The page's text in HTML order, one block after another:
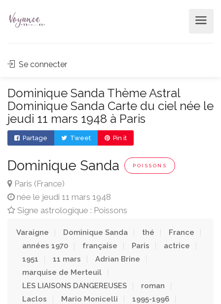
Se connecter
Dominique Sanda Thème Astral
Dominique Sanda Carte du ciel née le
jeudi 11 mars 1948 à Paris
Partage Tweet Pin it
Dominique Sanda POISSONS
Paris (France)
née le jeudi 11 mars 1948
Signe astrologique : Poissons
Varaigne Dominique Sanda thé
France
années 1970
française Paris
actrice
1951
11 mars
Adrian Brine
marquise de Merteuil
LES LIAISONS DANGEREUSES
roman
Laclos
Mario Monicelli
1995-1996